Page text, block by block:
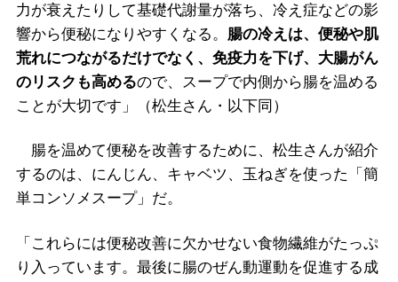
力が衰えたりして基礎代謝量が落ち、冷え症などの影
響から便秘になりやすくなる。 腸の冷えは、便秘や肌
荒れにつながるだけでなく、免疫力を下げ、大腸がん
のリスクも高めるので、スープで内側から腸を温める
ことが大切です」（松生さん・以下同）
腸を温めて便秘を改善するために、松生さんが紹介
するのは、にんじん、キャベツ、玉ねぎを使った「簡
単コンソメスープ」だ。
「これらには便秘改善に欠かせない食物繊維がたっぷ
り入っています。最後に腸のぜん動運動を促進する成